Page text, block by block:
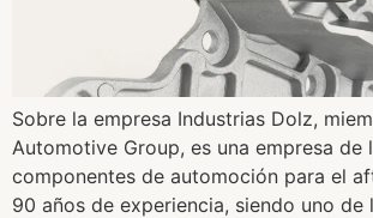
Sobre la empresa Industrias Dolz,
Automotive Group, es una empresa de
componentes de automoción para el
90 años de experiencia, siendo uno de